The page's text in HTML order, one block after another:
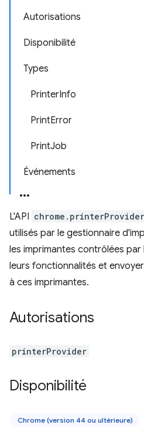
Autorisations
Disponibilité
Types
PrinterInfo
PrintError
PrintJob
Événements
L'API chrome.printerProvider
utilisés par le gestionnaire
les imprimantes contrôlées
leurs fonctionnalités et
à ces imprimantes.
Autorisations
printerProvider
Disponibilité
Chrome (version 44 ou ultérieure)